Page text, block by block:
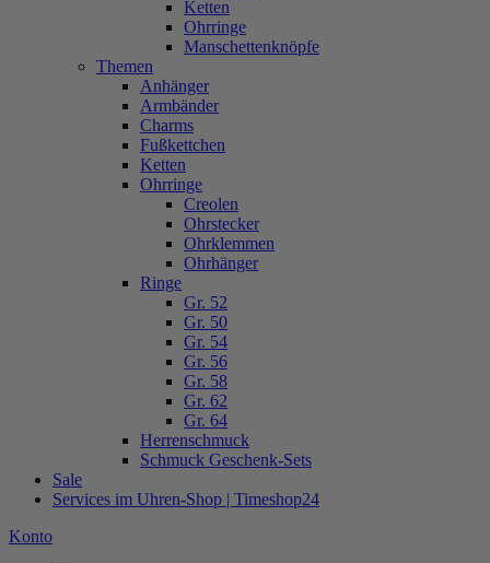
Ketten
Ohrringe
Manschettenknöpfe
Themen
Anhänger
Armbänder
Charms
Fußkettchen
Ketten
Ohrringe
Creolen
Ohrstecker
Ohrklemmen
Ohrhänger
Ringe
Gr. 52
Gr. 50
Gr. 54
Gr. 56
Gr. 58
Gr. 62
Gr. 64
Herrenschmuck
Schmuck Geschenk-Sets
Sale
Services im Uhren-Shop | Timeshop24
Konto